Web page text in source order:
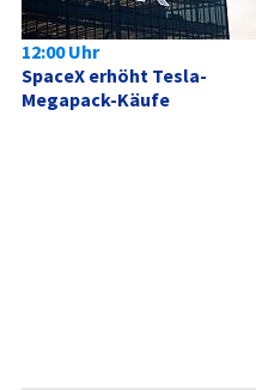
12:00 Uhr
SpaceX erhöht Tesla-
Megapack-Käufe